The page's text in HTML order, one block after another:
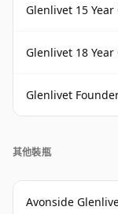
Glenlivet 15
Glenlivet 18 Year
Glenlivet
其他裝瓶
Avonside Glenlivet 1938